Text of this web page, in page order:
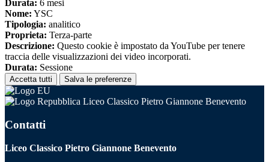
Durata: 6 mesi
Nome: YSC
Tipologia: analitico
Proprieta: Terza-parte
Descrizione: Questo cookie è impostato da YouTube per tenere
traccia delle visualizzazioni dei video incorporati.
Durata: Sessione
Accetta tutti Salva le preferenze
Liceo Classico Pietro Giannone Benevento
Contatti
Liceo Classico Pietro Giannone Benevento